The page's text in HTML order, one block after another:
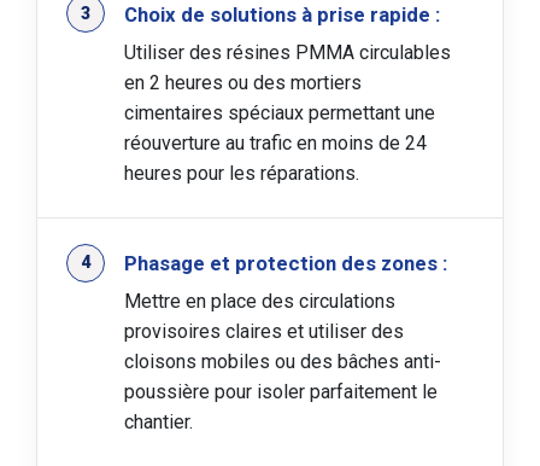
Choix de solutions à prise rapide :
Utiliser des résines PMMA circulables
en 2 heures ou des mortiers
cimentaires spéciaux permettant une
réouverture au trafic en moins de 24
heures pour les réparations.
Phasage et protection des zones :
Mettre en place des circulations
provisoires claires et utiliser des
cloisons mobiles ou des bâches anti-
poussière pour isoler parfaitement le
chantier.